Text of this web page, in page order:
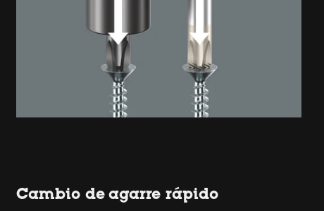
Cambio de agarre rápido